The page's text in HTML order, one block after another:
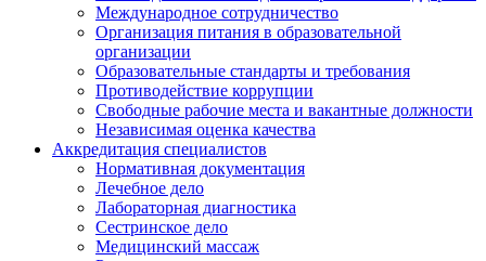
Международное сотрудничество
Организация питания в образовательной
организации
Образовательные стандарты и требования
Противодействие коррупции
Свободные рабочие места и вакантные должности
Независимая оценка качества
Аккредитация специалистов
Нормативная документация
Лечебное дело
Лабораторная диагностика
Сестринское дело
Медицинский массаж